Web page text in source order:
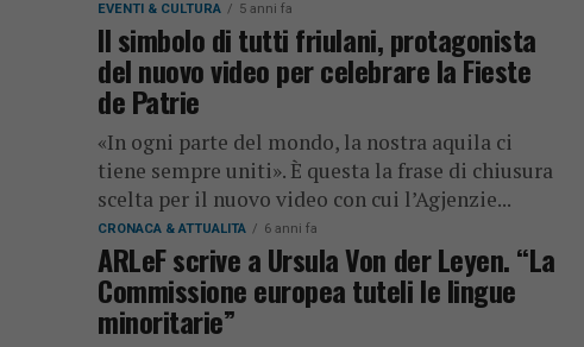
EVENTI & CULTURA 5 anni fa
Il simbolo di tutti friulani, protagonista
del nuovo video per celebrare la Fieste
de Patrie
«In ogni parte del mondo, la nostra aquila ci
tiene sempre uniti». È questa la frase di chiusura
scelta per il nuovo video con cui l’Agjenzie...
CRONACA & ATTUALITÀ 6 anni fa
ARLeF scrive a Ursula Von der Leyen. “La
Commissione europea tuteli le lingue
minoritarie”